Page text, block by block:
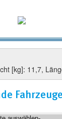
[kg]: 11,7,